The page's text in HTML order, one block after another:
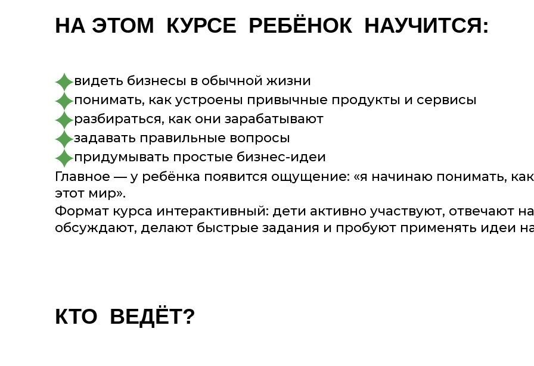
НА ЭТОМ КУРСЕ РЕБЁНОК НАУЧИТСЯ:
видеть бизнесы в обычной жизни
понимать, как устроены привычные продукты и сервисы
разбираться, как они зарабатывают
задавать правильные вопросы
придумывать простые бизнес-идеи
Главное — у ребёнка появится ощущение: «я начинаю понимать,
этот мир».
Формат курса интерактивный: дети активно участвуют, отвечают
обсуждают, делают быстрые задания и пробуют применять идеи
КТО ВЕДЁТ?